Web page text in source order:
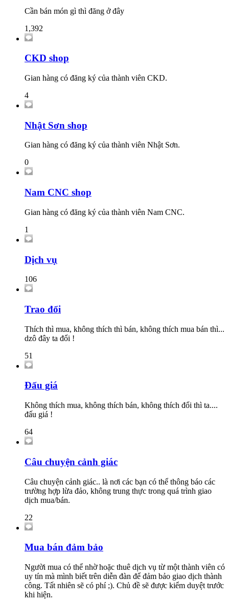
Cần bán món gì thì đăng ở đây
1,392
CKD shop
Gian hàng có đăng ký của thành viên CKD.
4
Nhật Sơn shop
Gian hàng có đăng ký của thành viên Nhật Sơn.
0
Nam CNC shop
Gian hàng có đăng ký của thành viên Nam CNC.
1
Dịch vụ
106
Trao đổi
Thích thì mua, không thích thì bán, không thích mua bán thì...
dzô đây ta đổi !
51
Đấu giá
Không thích mua, không thích bán, không thích đổi thì ta....
đấu giá !
64
Câu chuyện cảnh giác
Câu chuyện cảnh giác.. là nơi các bạn có thể thông báo các
trường hợp lừa đảo, không trung thực trong quá trình giao
dịch mua/bán.
22
Mua bán đảm bảo
Người mua có thể nhờ hoặc thuê dịch vụ từ một thành viên có
uy tín mà mình biết trên diễn đàn để đảm bảo giao dịch thành
công. Tất nhiên sẽ có phí ;). Chủ đề sẽ được kiểm duyệt trước
khi hiện.